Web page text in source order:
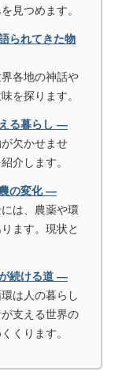
見つめます。
られてきた物
各地の神話や
を探ります。
る暮らし ―
欠かせませ
介します。
の変化 ―
は、農薬や環
ます。現状と
続ける道 ―
は人の暮らし
支える世界の
くります。